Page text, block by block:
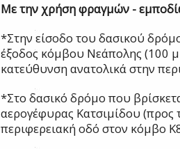
Με την χρήση φραγμών -
*Στην είσοδο του δασικού
έξοδος κόμβου Νεάπολης (100
κατεύθυνση ανατολικά στην
*Στο δασικό δρόμο που
αερογέφυρας Κατσιμίδου (προς
περιφερειακή οδό στον κόμβο